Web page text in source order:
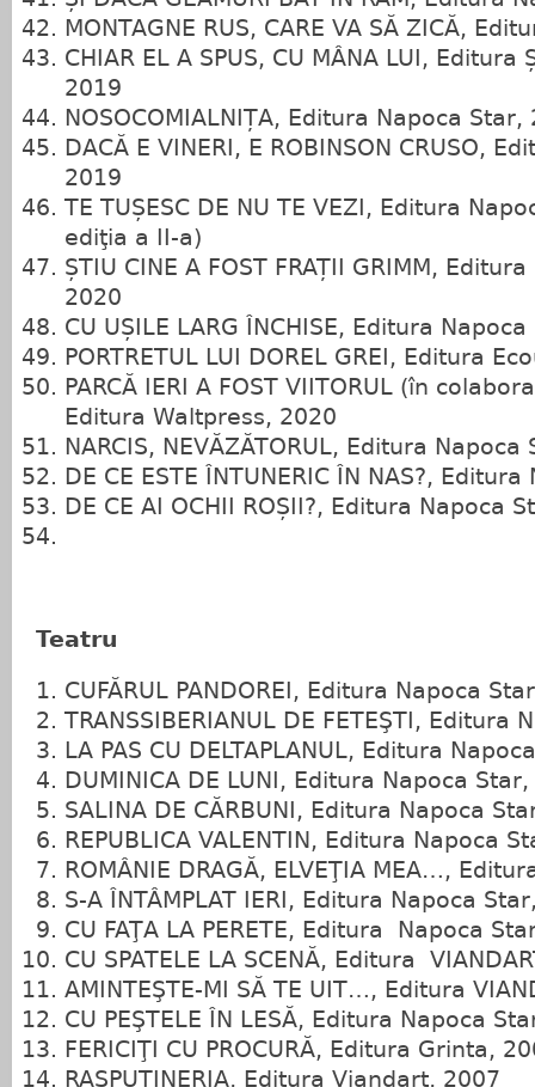
MONTAGNE RUS, CARE VA SĂ ZICĂ,
CHIAR EL A SPUS, CU MÂNA LUI,
2019
NOSOCOMIALNIȚA, Editura Napoca Star,
DACĂ E VINERI, E ROBINSON CRUSO,
2019
TE TUȘESC DE NU TE VEZI, Editura
ediţia a II‑a)
ȘTIU CINE A FOST FRAȚII GRIMM,
2020
CU UȘILE LARG ÎNCHISE, Editura
PORTRETUL LUI DOREL GREI, Editura
PARCĂ IERI A FOST VIITORUL (în
Editura Waltpress, 2020
NARCIS, NEVĂZĂTORUL, Editura
DE CE ESTE ÎNTUNERIC ÎN NAS?,
DE CE AI OCHII ROȘII?, Editura Napoca
Teatru
CUFĂRUL PANDOREI, Editura Napoca
TRANSSIBERIANUL DE FETEŞTI, Editura
LA PAS CU DELTAPLANUL, Editura
DUMINICA DE LUNI, Editura Napoca
SALINA DE CĂRBUNI, Editura Napoca
REPUBLICA VALENTIN, Editura Napoca
ROMÂNIE DRAGĂ, ELVEŢIA MEA…,
S‑A ÎNTÂMPLAT IERI, Editura Napoca
CU FAŢA LA PERETE, Editura Napoca
CU SPATELE LA SCENĂ, Editura
AMINTEŞTE‑MI SĂ TE UIT…, Editura
CU PEŞTELE ÎN LESĂ, Editura Napoca
FERICIŢI CU PROCURĂ, Editura Grinta,
RASPUTINERIA, Editura Viandart, 2007